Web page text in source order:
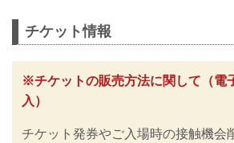
い。
RIZINではイベン
ーツ協会が作成し
の再開に向けた感
入退場規制の実施
チケット情報
※チケットの販売方法に関して（電
入）
チケット発券やご入場時の接触機会